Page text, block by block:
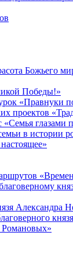
Божьего
Победы!»
«Правнуки
проектов
глазами
в истории
Александра
Романовых»